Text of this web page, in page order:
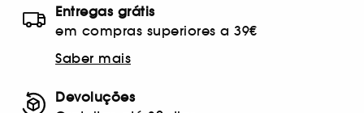
Entregas grátis
em compras superiores a 39€
Saber mais
Devoluções